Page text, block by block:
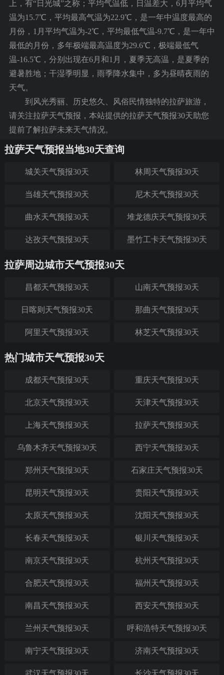
上，有“日光城”之称；平均气温低，日温差大，6月平均气
温为15.7℃，平均最高气温为22.9℃，是一年中温度最高的
月份，1月平均气温为-2℃，平均最低气温-9.7℃，是一年中
最低的月份，多年极端最高温度为29.6℃，极端最低气
温-16.5℃，分别出现在6月和1月，夏季无高温，是夏季的
避暑胜地；干湿季明显，雨季降水集中，多为昼晴夜雨的
天气。
到风光秀丽、历史悠久、风俗民情独特的拉萨旅游，
请关注拉萨天气预报，本站提供的拉萨天气预报30天助您
提前了解拉萨未来天气情况。
拉萨天气预报当地30天查询
城关天气预报30天 林周天气预报30天
当雄天气预报30天 尼木天气预报30天
曲水天气预报30天 堆龙德庆天气预报30天
达孜天气预报30天 墨竹工卡天气预报30天
拉萨周边城市天气预报30天
昌都天气预报30天 山南天气预报30天
日喀则天气预报30天 那曲天气预报30天
阿里天气预报30天 林芝天气预报30天
热门城市天气预报30天
成都天气预报30天 重庆天气预报30天
北京天气预报30天 天津天气预报30天
上海天气预报30天 拉萨天气预报30天
乌鲁木齐天气预报30天 西宁天气预报30天
郑州天气预报30天 石家庄天气预报30天
昆明天气预报30天 贵阳天气预报30天
太原天气预报30天 沈阳天气预报30天
长春天气预报30天 银川天气预报30天
南京天气预报30天 杭州天气预报30天
合肥天气预报30天 福州天气预报30天
南昌天气预报30天 西安天气预报30天
兰州天气预报30天 呼和浩特天气预报30天
南宁天气预报30天 济南天气预报30天
武汉天气预报30天 长沙天气预报30天